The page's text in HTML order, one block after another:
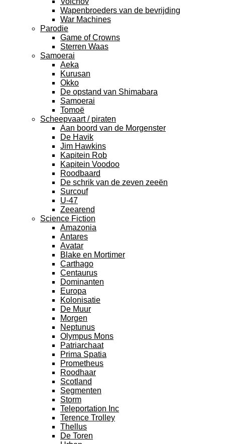
Wapenbroeders van de bevrijding
War Machines
Parodie
Game of Crowns
Sterren Waas
Samoerai
Aeka
Kurusan
Okko
De opstand van Shimabara
Samoerai
Tomoë
Scheepvaart / piraten
Aan boord van de Morgenster
De Havik
Jim Hawkins
Kapitein Rob
Kapitein Voodoo
Roodbaard
De schrik van de zeven zeeën
Surcouf
U-47
Zeearend
Science Fiction
Amazonia
Antares
Avatar
Blake en Mortimer
Carthago
Centaurus
Dominanten
Europa
Kolonisatie
De Muur
Morgen
Neptunus
Olympus Mons
Patriarchaat
Prima Spatia
Prometheus
Roodhaar
Scotland
Segmenten
Storm
Teleportation Inc
Terence Trolley
Thellus
De Toren